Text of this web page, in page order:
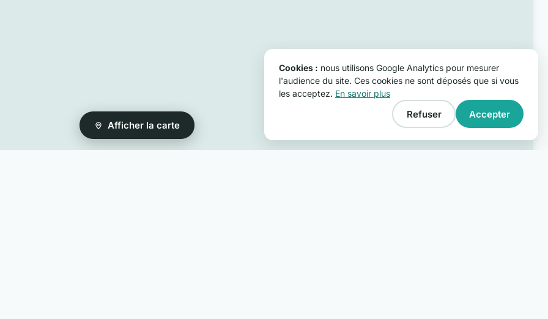
Afficher la carte
Cookies : nous utilisons Google Analytics pour mesurer
l'audience du site. Ces cookies ne sont déposés que si vous
les acceptez. En savoir plus
Refuser Accepter